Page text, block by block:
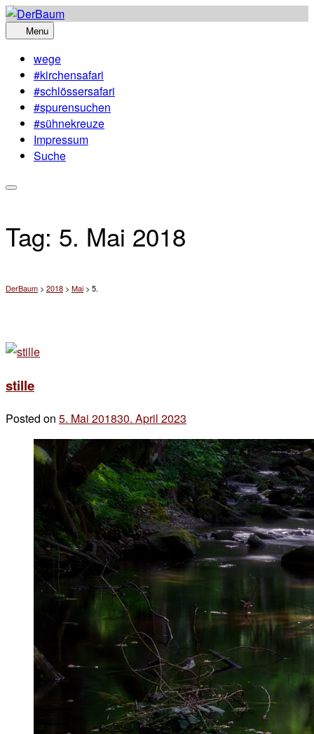
Skip
to
Menu
wege
#kirchensafari
#schlössersafari
#spurensuchen
#sühnekreuze
Impressum
Suche
Tag: 5. Mai 2018
DerBaum > 2018 > Mai > 5.
stille
Posted on 5. Mai 201830. April 2023
der
chef